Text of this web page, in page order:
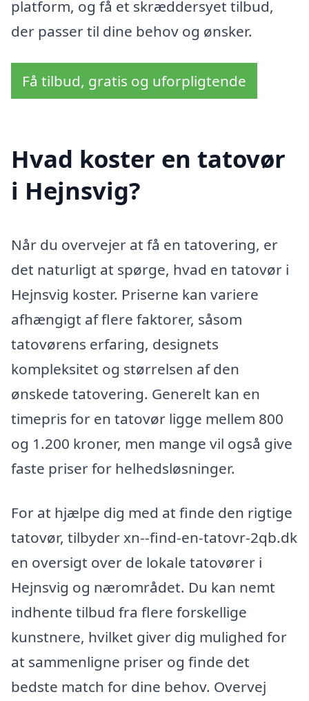
platform, og få et skræddersyet tilbud,
der passer til dine behov og ønsker.
Få tilbud, gratis og uforpligtende
Hvad koster en tatovør
i Hejnsvig?
Når du overvejer at få en tatovering, er
det naturligt at spørge, hvad en tatovør i
Hejnsvig koster. Priserne kan variere
afhængigt af flere faktorer, såsom
tatovørens erfaring, designets
kompleksitet og størrelsen af den
ønskede tatovering. Generelt kan en
timepris for en tatovør ligge mellem 800
og 1.200 kroner, men mange vil også give
faste priser for helhedsløsninger.
For at hjælpe dig med at finde den rigtige
tatovør, tilbyder xn--find-en-tatovr-2qb.dk
en oversigt over de lokale tatovører i
Hejnsvig og nærområdet. Du kan nemt
indhente tilbud fra flere forskellige
kunstnere, hvilket giver dig mulighed for
at sammenligne priser og finde det
bedste match for dine behov. Overvej